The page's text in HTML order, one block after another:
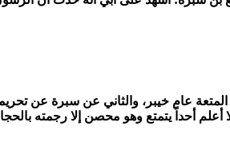
عام خيبر، والثاني عن سبرة عن
أحداً يتمتع وهو محصن إلا رجمته